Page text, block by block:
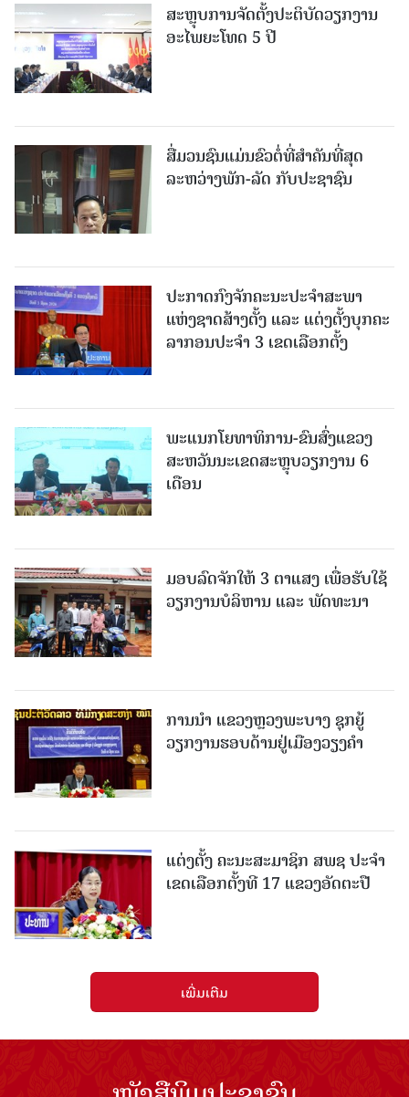
ສະຫຼຸບການຈັດຕັ້ງປະຕິບັດວຽກງານ
ອະໄພຍະໂທດ 5 ປີ
ສື່ມວນຊົນແມ່ນຂົວຕໍ່ທີ່ສໍາຄັນທີ່ສຸດ
ລະຫວ່າງພັກ-ລັດ ກັບປະຊາຊົນ
ປະກາດກົງຈັກຄະນະປະຈໍາສະພາ
ແຫ່ງຊາດສ້າງຕັ້ງ ແລະ ແຕ່ງຕັ້ງບຸກຄະ
ລາກອນປະຈໍາ 3 ເຂດເລືອກຕັ້ງ
ພະແນກໂຍທາທິການ-ຂົນສົ່ງແຂວງ
ສະຫວັນນະເຂດສະຫຼຸບວຽກງານ 6
ເດືອນ
ມອບລົດຈັກໃຫ້ 3 ຕາແສງ ເພື່ອຮັບໃຊ້
ວຽກງານບໍລິຫານ ແລະ ພັດທະນາ
ການນຳ ແຂວງຫຼວງພະບາງ ຊຸກຍູ້
ວຽກງານຮອບດ້ານຢູ່ເມືອງວຽງຄໍາ
ແຕ່ງຕັ້ງ ຄະນະສະມາຊິກ ສພຊ ປະຈຳ
ເຂດເລືອກຕັ້ງທີ 17 ແຂວງອັດຕະປື
ເພີ່ມເຕີມ